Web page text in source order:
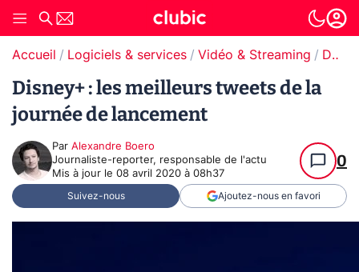
Accueil Logiciels & services Vidéo & Streaming Disney+
Disney+ : les meilleurs tweets de la
journée de lancement
Par Alexandre Boero
Journaliste-reporter, responsable de l'actu
Mis à jour le 08 avril 2020 à 08h37
0
Suivez-nous Ajoutez-nous en favori